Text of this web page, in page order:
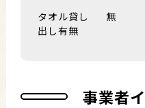
タオル貸し
出し有無
無
事業者